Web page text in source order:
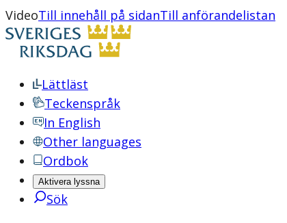
VideoTill innehåll på sidanTill anförandelistan
Lättläst
Teckenspråk
In English
Other languages
Ordbok
Aktivera lyssna
Sök